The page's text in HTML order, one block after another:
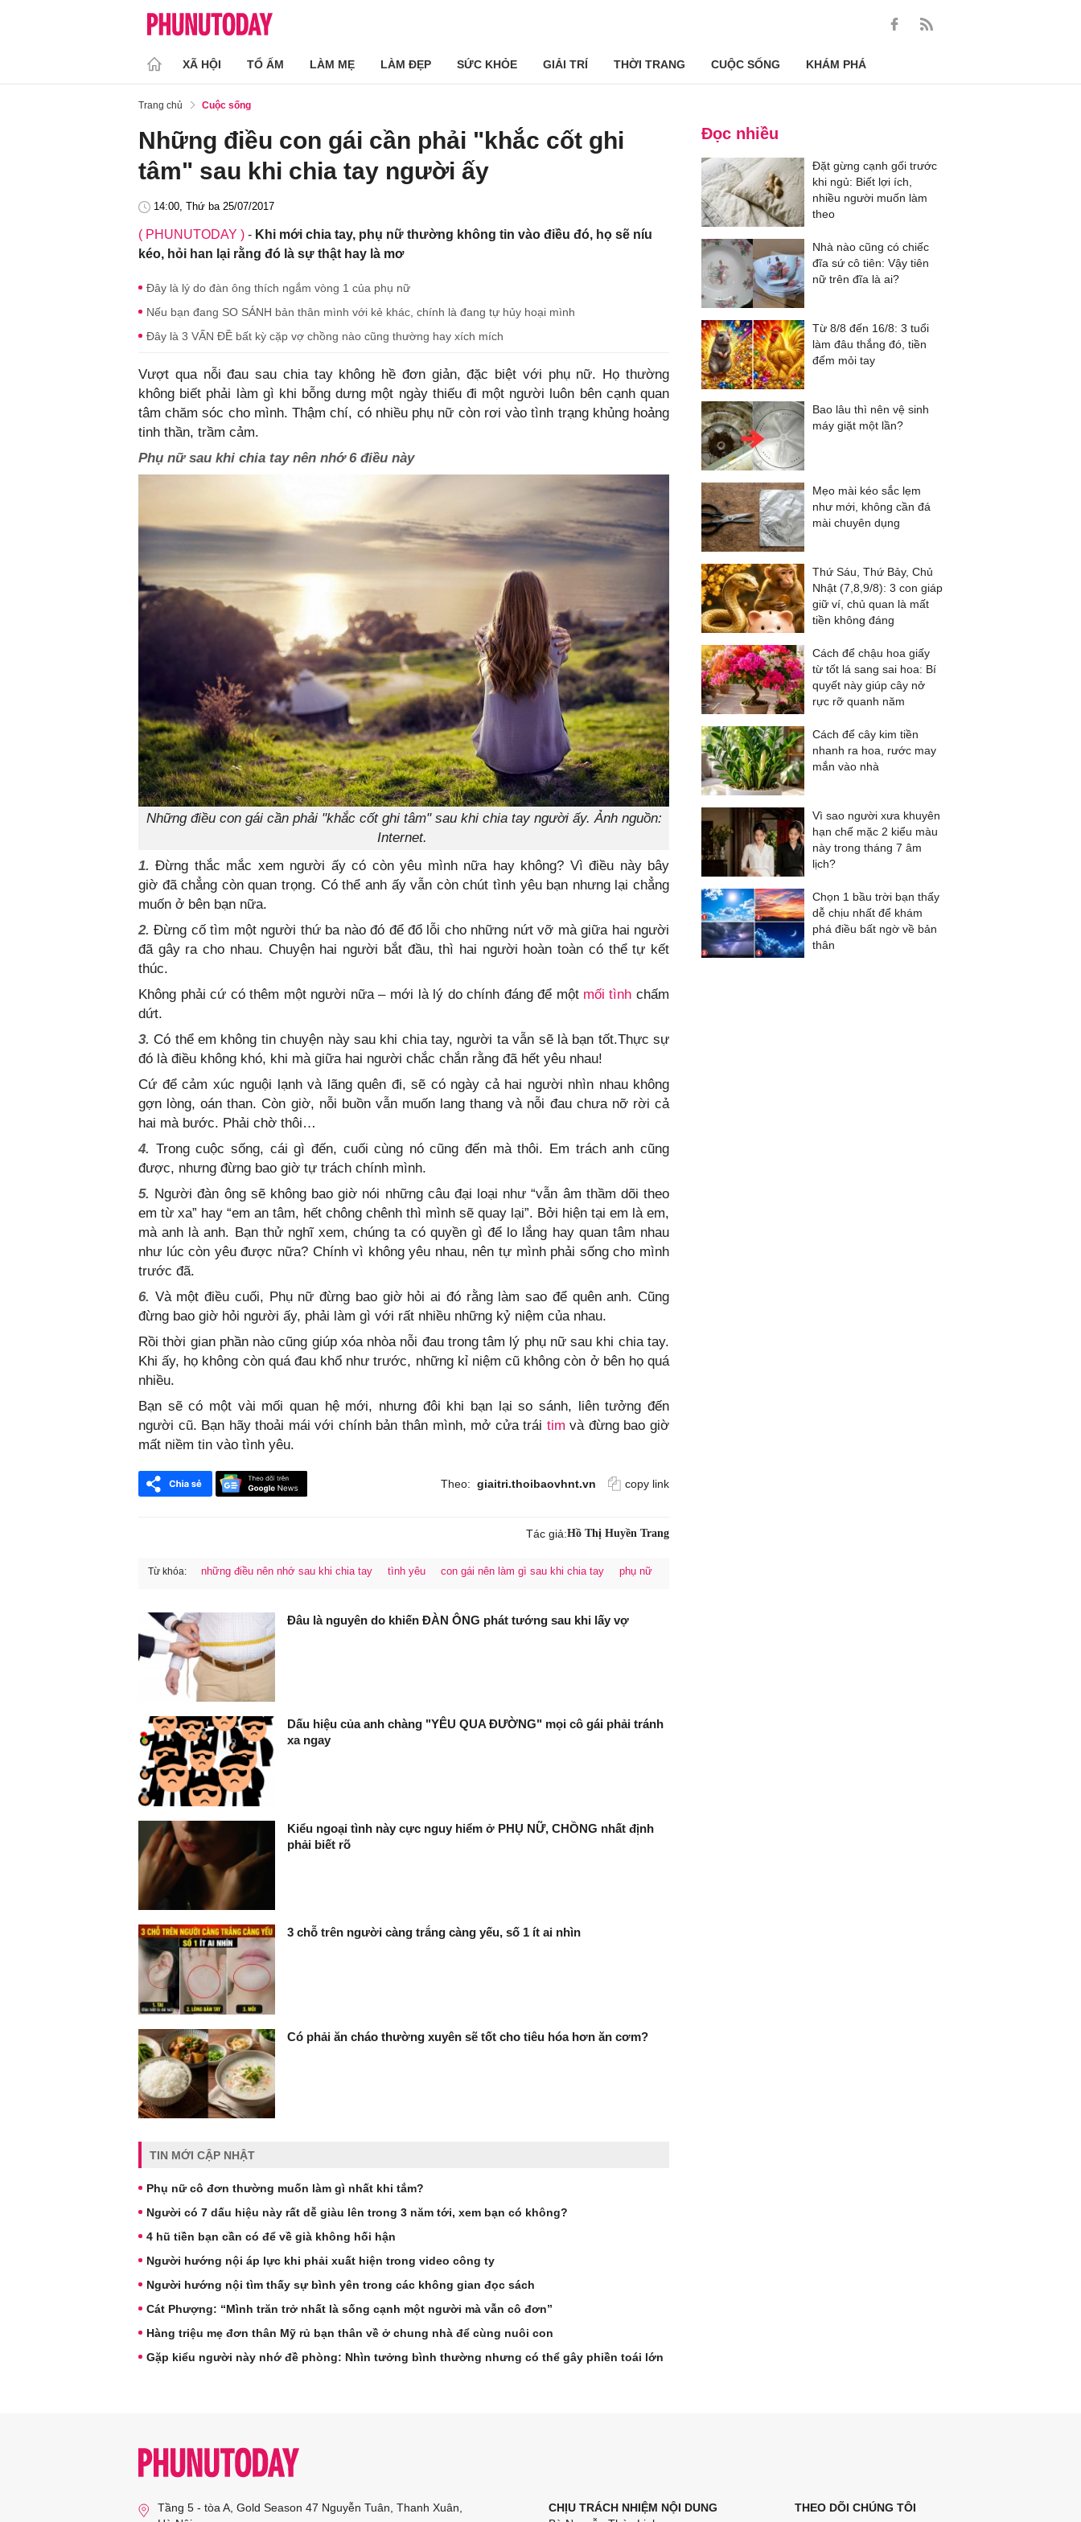
XÃ HỘI TỔ ẤM LÀM MẸ LÀM ĐẸP SỨC KHỎE GIẢI TRÍ THỜI TRANG CUỘC SỐNG KHÁM PHÁ
Trang chủ Cuộc sống
Những điều con gái cần phải "khắc cốt ghi
tâm" sau khi chia tay người ấy
14:00, Thứ ba 25/07/2017
( PHUNUTODAY ) - Khi mới chia tay, phụ nữ thường không tin vào điều đó, họ sẽ níu
kéo, hỏi han lại rằng đó là sự thật hay là mơ
Đây là lý do đàn ông thích ngắm vòng 1 của phụ nữ
Nếu bạn đang SO SÁNH bản thân mình với kẻ khác, chính là đang tự hủy hoại mình
Đây là 3 VẤN ĐỀ bất kỳ cặp vợ chồng nào cũng thường hay xích mích
Vượt qua nỗi đau sau chia tay không hề đơn giản, đặc biệt với phụ nữ. Họ thường
không biết phải làm gì khi bỗng dưng một ngày thiếu đi một người luôn bên cạnh quan
tâm chăm sóc cho mình. Thậm chí, có nhiều phụ nữ còn rơi vào tình trạng khủng hoảng
tinh thần, trầm cảm.
Phụ nữ sau khi chia tay nên nhớ 6 điều này
Những điều con gái cần phải "khắc cốt ghi tâm" sau khi chia tay người ấy. Ảnh nguồn:
Internet.
1. Đừng thắc mắc xem người ấy có còn yêu mình nữa hay không? Vì điều này bây
giờ đã chẳng còn quan trọng. Có thể anh ấy vẫn còn chút tình yêu bạn nhưng lại chẳng
muốn ở bên bạn nữa.
2. Đừng cố tìm một người thứ ba nào đó để đổ lỗi cho những nứt vỡ mà giữa hai người
đã gây ra cho nhau. Chuyện hai người bắt đầu, thì hai người hoàn toàn có thể tự kết
thúc.
Không phải cứ có thêm một người nữa – mới là lý do chính đáng để một mối tình chấm
dứt.
3. Có thể em không tin chuyện này sau khi chia tay, người ta vẫn sẽ là bạn tốt.Thực sự
đó là điều không khó, khi mà giữa hai người chắc chắn rằng đã hết yêu nhau!
Cứ để cảm xúc nguội lạnh và lãng quên đi, sẽ có ngày cả hai người nhìn nhau không
gợn lòng, oán than. Còn giờ, nỗi buồn vẫn muốn lang thang và nỗi đau chưa nỡ rời cả
hai mà bước. Phải chờ thôi…
4. Trong cuộc sống, cái gì đến, cuối cùng nó cũng đến mà thôi. Em trách anh cũng
được, nhưng đừng bao giờ tự trách chính mình.
5. Người đàn ông sẽ không bao giờ nói những câu đại loại như “vẫn âm thầm dõi theo
em từ xa” hay “em an tâm, hết chông chênh thì mình sẽ quay lại”. Bởi hiện tại em là em,
mà anh là anh. Bạn thử nghĩ xem, chúng ta có quyền gì để lo lắng hay quan tâm nhau
như lúc còn yêu được nữa? Chính vì không yêu nhau, nên tự mình phải sống cho mình
trước đã.
6. Và một điều cuối, Phụ nữ đừng bao giờ hỏi ai đó rằng làm sao để quên anh. Cũng
đừng bao giờ hỏi người ấy, phải làm gì với rất nhiều những kỷ niệm của nhau.
Rồi thời gian phần nào cũng giúp xóa nhòa nỗi đau trong tâm lý phụ nữ sau khi chia tay.
Khi ấy, họ không còn quá đau khổ như trước, những kỉ niệm cũ không còn ở bên họ quá
nhiều.
Bạn sẽ có một vài mối quan hệ mới, nhưng đôi khi bạn lại so sánh, liên tưởng đến
người cũ. Bạn hãy thoải mái với chính bản thân mình, mở cửa trái tim và đừng bao giờ
mất niềm tin vào tình yêu.
Theo: giaitri.thoibaovhnt.vn copy link
Tác giả:Hồ Thị Huyền Trang
Từ khóa: những điều nên nhớ sau khi chia tay tình yêu con gái nên làm gì sau khi chia tay phụ nữ
Đâu là nguyên do khiến ĐÀN ÔNG phát tướng sau khi lấy vợ
Dấu hiệu của anh chàng "YÊU QUA ĐƯỜNG" mọi cô gái phải tránh
xa ngay
Kiểu ngoại tình này cực nguy hiểm ở PHỤ NỮ, CHỒNG nhất định
phải biết rõ
3 chỗ trên người càng trắng càng yếu, số 1 ít ai nhìn
Có phải ăn cháo thường xuyên sẽ tốt cho tiêu hóa hơn ăn cơm?
TIN MỚI CẬP NHẬT
Phụ nữ cô đơn thường muốn làm gì nhất khi tắm?
Người có 7 dấu hiệu này rất dễ giàu lên trong 3 năm tới, xem bạn có không?
4 hũ tiền bạn cần có để về già không hối hận
Người hướng nội áp lực khi phải xuất hiện trong video công ty
Người hướng nội tìm thấy sự bình yên trong các không gian đọc sách
Cát Phượng: “Mình trăn trở nhất là sống cạnh một người mà vẫn cô đơn”
Hàng triệu mẹ đơn thân Mỹ rủ bạn thân về ở chung nhà để cùng nuôi con
Gặp kiểu người này nhớ đề phòng: Nhìn tưởng bình thường nhưng có thể gây phiền toái lớn
Đọc nhiều
Đặt gừng cạnh gối trước
khi ngủ: Biết lợi ích,
nhiều người muốn làm
theo
Nhà nào cũng có chiếc
đĩa sứ cô tiên: Vậy tiên
nữ trên đĩa là ai?
Từ 8/8 đến 16/8: 3 tuổi
làm đâu thắng đó, tiền
đếm mỏi tay
Bao lâu thì nên vệ sinh
máy giặt một lần?
Mẹo mài kéo sắc lẹm
như mới, không cần đá
mài chuyên dụng
Thứ Sáu, Thứ Bảy, Chủ
Nhật (7,8,9/8): 3 con giáp
giữ ví, chủ quan là mất
tiền không đáng
Cách để chậu hoa giấy
từ tốt lá sang sai hoa: Bí
quyết này giúp cây nở
rực rỡ quanh năm
Cách để cây kim tiền
nhanh ra hoa, rước may
mắn vào nhà
Vì sao người xưa khuyên
hạn chế mặc 2 kiểu màu
này trong tháng 7 âm
lịch?
Chọn 1 bầu trời bạn thấy
dễ chịu nhất để khám
phá điều bất ngờ về bản
thân
Tầng 5 - tòa A, Gold Season 47 Nguyễn Tuân, Thanh Xuân,
CHỊU TRÁCH NHIỆM NỘI DUNG
THEO DÕI CHÚNG TÔI